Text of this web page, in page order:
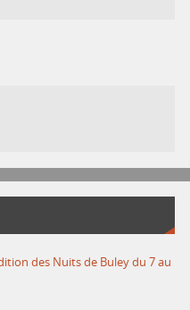
des Nuits de Buley du 7 au